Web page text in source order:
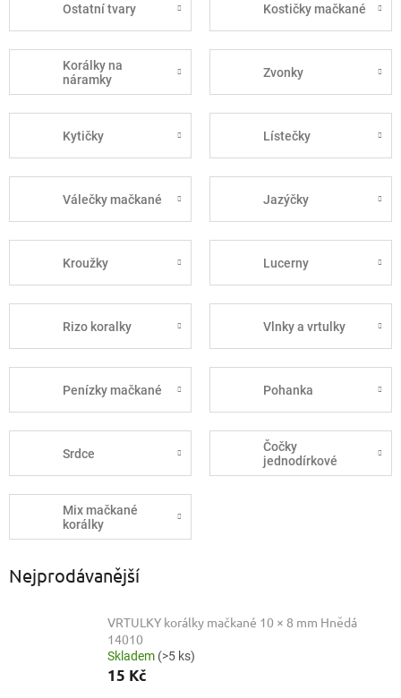
Ostatní tvary Kostičky mačkané
Korálky na
náramky
Zvonky
Kytičky Lístečky
Válečky mačkané Jazýčky
Kroužky Lucerny
Rizo koralky Vlnky a vrtulky
Penízky mačkané Pohanka
Srdce
Čočky
jednodírkové
Mix mačkané
korálky
Nejprodávanější
VRTULKY korálky mačkané 10 × 8 mm Hnědá
14010
Skladem (>5 ks)
15 Kč